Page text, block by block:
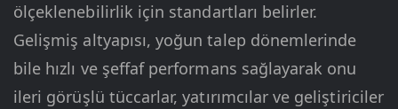
ölçeklenebilirlik için standartları belirler.
Gelişmiş altyapısı, yoğun talep dönemlerinde
bile hızlı ve şeffaf performans sağlayarak onu
ileri görüşlü tüccarlar, yatırımcılar ve geliştiriciler